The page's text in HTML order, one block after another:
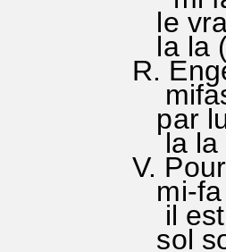
le
la la
R.
par
la la
V.
mi-fa
il est
sol